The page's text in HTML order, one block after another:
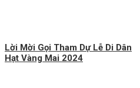
Lời Mời Gọi Tham Dự Lễ Di Dân
Hạt Vàng Mai 2024